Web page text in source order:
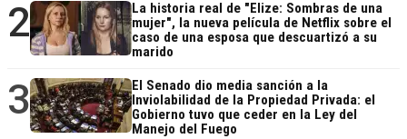
2
La historia real de "Elize: Sombras de una
mujer", la nueva película de Netflix sobre el
caso de una esposa que descuartizó a su
marido
3
El Senado dio media sanción a la
Inviolabilidad de la Propiedad Privada: el
Gobierno tuvo que ceder en la Ley del
Manejo del Fuego